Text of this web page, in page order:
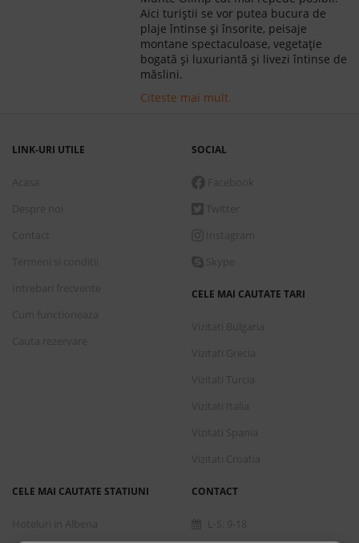
Aici turiştii se vor putea bucura de
plaje întinse şi însorite, peisaje
montane spectaculoase, vegetaţie
bogată şi luxuriantă și livezi întinse de
măslini.
Citeste mai mult.
LINK-URI UTILE SOCIAL
CELE MAI CAUTATE TARI
CELE MAI CAUTATE STATIUNI CONTACT